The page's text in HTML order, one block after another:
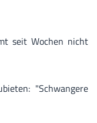
seit Wochen nicht
"Schwangere